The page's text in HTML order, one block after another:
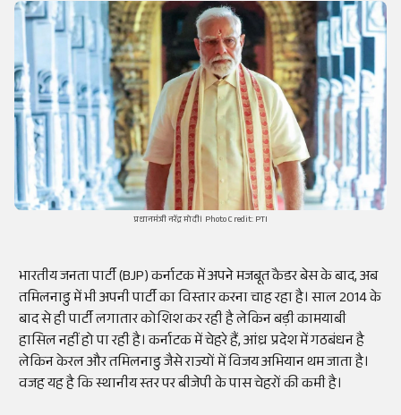
प्रधानमंत्री नरेंद्र मोदी। Photo Credit: PTI
भारतीय जनता पार्टी (BJP) कर्नाटक में अपने मजबूत कैडर बेस के बाद, अब
तमिलनाडु में भी अपनी पार्टी का विस्तार करना चाह रहा है। साल 2014 के
बाद से ही पार्टी लगातार कोशिश कर रही है लेकिन बड़ी कामयाबी
हासिल नहीं हो पा रही है। कर्नाटक में चेहरे हैं, आंध्र प्रदेश में गठबंधन है
लेकिन केरल और तमिलनाडु जैसे राज्यों में विजय अभियान थम जाता है।
वजह यह है कि स्थानीय स्तर पर बीजेपी के पास चेहरों की कमी है।